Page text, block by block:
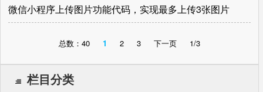
微信小程序上传图片功能代码，实现最多上传3张图片
总数：40 1 2 3 下一页 1/3
栏目分类